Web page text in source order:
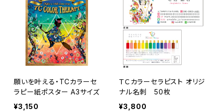
願いを叶える・TCカラーセ
ラピー紙ポスター A3サイズ
¥3,150
ＴＣカラーセラピスト オリジ
ナル名刺 50枚
¥3,800